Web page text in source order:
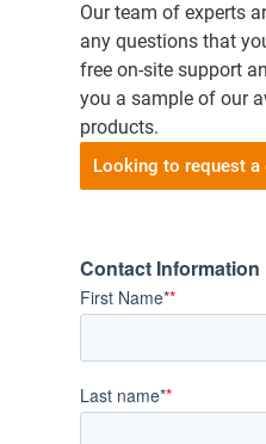
Our team of experts
any questions that
free on-site support
you a sample of our
products.
Looking to request a